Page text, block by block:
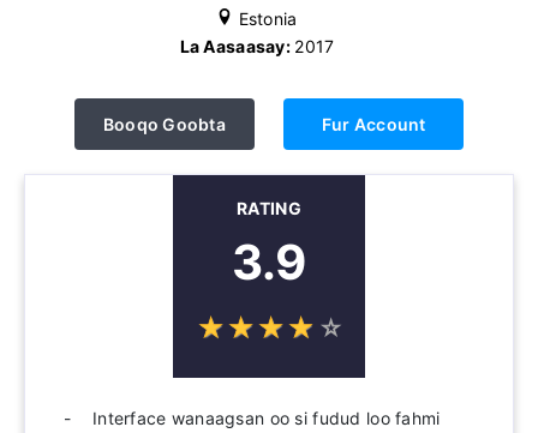
Estonia
La Aasaasay: 2017
Booqo Goobta Fur Account
RATING
3.9
☆☆☆☆ ☆
★★★★ ★
Interface wanaagsan oo si fudud loo fahmi